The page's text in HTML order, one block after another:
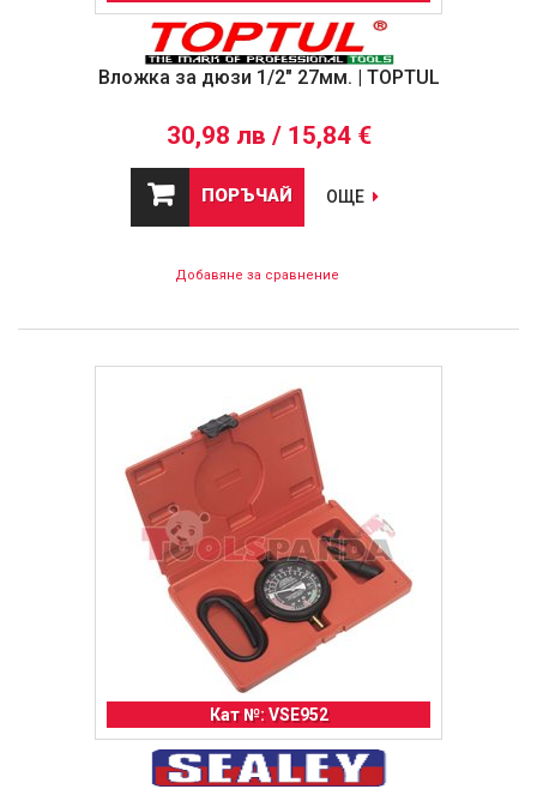
Вложка за дюзи 1/2" 27мм. | TOPTUL
30,98 лв / 15,84 €
ПОРЪЧАЙ ОЩЕ
Добавяне за сравнение
Кат №: VSE952